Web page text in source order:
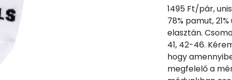
1495 Ft/pár,
78% pamut,
elasztán.
41, 42-46.
hogy
megfelelő a